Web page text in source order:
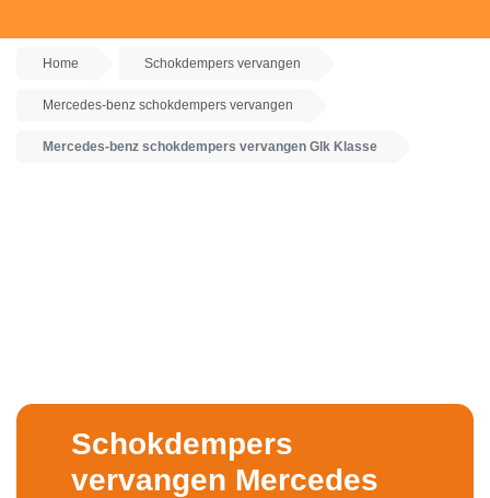
Home Schokdempers vervangen
Mercedes-benz schokdempers vervangen
Mercedes-benz schokdempers vervangen Glk Klasse
Schokdempers
vervangen Mercedes